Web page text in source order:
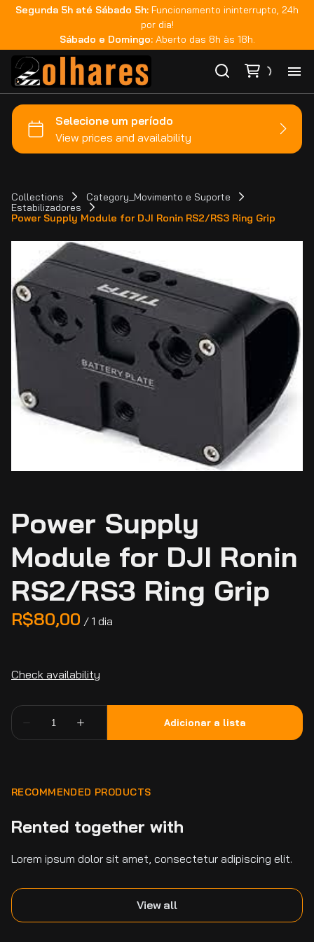
Segunda 5h até Sábado 5h: Funcionamento ininterrupto, 24h
por dia!
Sábado e Domingo: Aberto das 8h às 18h.
Collections
Category_Movimento e Suporte
Estabilizadores
Power Supply Module for DJI Ronin RS2/RS3 Ring Grip
Power Supply
Module for DJI Ronin
RS2/RS3 Ring Grip
/
RECOMMENDED PRODUCTS
Rented together with
Lorem ipsum dolor sit amet, consectetur adipiscing elit.
View all